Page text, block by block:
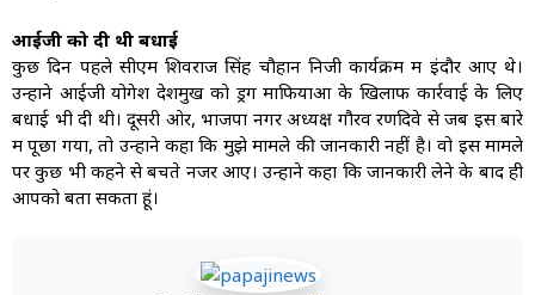
आईजी को दी थी बधाई
कुछ दिन पहले सीएम शिवराज सिंह चौहान निजी कार्यक्रम में इंदौर आए थे।
उन्होंने आईजी योगेश देशमुख को ड्रग माफियाओं के खिलाफ कार्रवाई के लिए
बधाई भी दी थी। दूसरी ओर, भाजपा नगर अध्यक्ष गौरव रणदिवे से जब इस बारे
में पूछा गया, तो उन्होंने कहा कि मुझे मामले की जानकारी नहीं है। वो इस मामले
पर कुछ भी कहने से बचते नजर आए। उन्होंने कहा कि जानकारी लेने के बाद ही
आपको बता सकता हूं।